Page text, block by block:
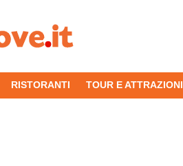
RISTORANTI TOUR E ATTRAZIONI